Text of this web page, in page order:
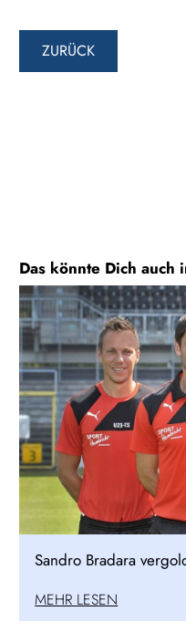
ZURÜCK
Das könnte Dich auch
Sandro Bradara
MEHR LESEN